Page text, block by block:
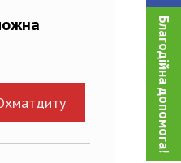
Благодійна допомога!